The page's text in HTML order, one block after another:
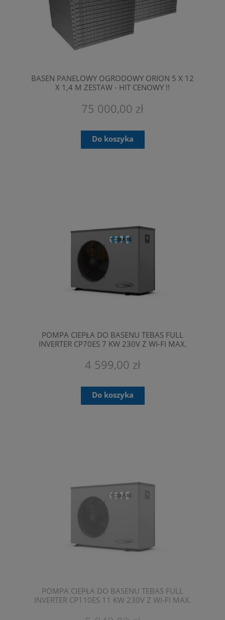
BASEN PANELOWY OGRODOWY ORION 5 X 12
X 1,4 M ZESTAW - HIT CENOWY !!
PROFESJONALNEGO MONTAŻU.
75 000,00 zł
Do koszyka
POMPA CIEPŁA DO BASENU TEBAS FULL
INVERTER CP70ES 7 KW 230V Z WI-FI MAX.
4 599,00 zł
Do koszyka
POMPA CIEPŁA DO BASENU TEBAS FULL
INVERTER CP110ES 11 KW 230V Z WI-FI MAX.